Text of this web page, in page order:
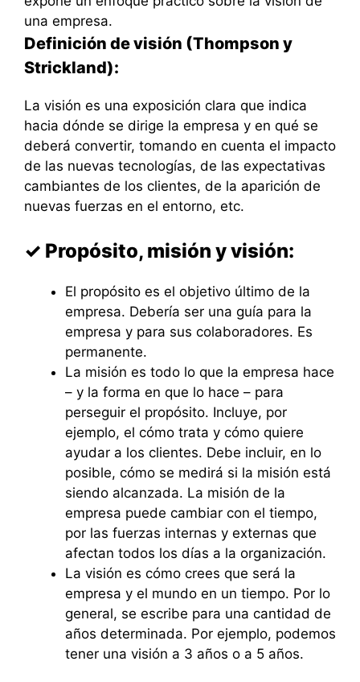
una empresa.
Definición de visión (Thompson y
Strickland):
La visión es una exposición clara que indica
hacia dónde se dirige la empresa y en qué se
deberá convertir, tomando en cuenta el impacto
de las nuevas tecnologías, de las expectativas
cambiantes de los clientes, de la aparición de
nuevas fuerzas en el entorno, etc.
✓ Propósito, misión y visión:
El propósito es el objetivo último de la
empresa. Debería ser una guía para la
empresa y para sus colaboradores. Es
permanente.
La misión es todo lo que la empresa hace
– y la forma en que lo hace – para
perseguir el propósito. Incluye, por
ejemplo, el cómo trata y cómo quiere
ayudar a los clientes. Debe incluir, en lo
posible, cómo se medirá si la misión está
siendo alcanzada. La misión de la
empresa puede cambiar con el tiempo,
por las fuerzas internas y externas que
afectan todos los días a la organización.
La visión es cómo crees que será la
empresa y el mundo en un tiempo. Por lo
general, se escribe para una cantidad de
años determinada. Por ejemplo, podemos
tener una visión a 3 años o a 5 años.